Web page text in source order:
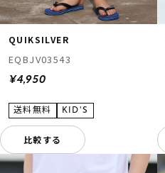
QUIKSILVER
EQBJV03543
¥4,950
比較する